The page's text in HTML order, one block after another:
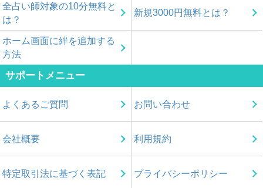
全占い師対象の10分無料と
は？
新規3000円無料とは？
ホーム画面に絆を追加する
方法
サポートメニュー
よくあるご質問 お問い合わせ
会社概要 利用規約
特定取引法に基づく表記 プライバシーポリシー